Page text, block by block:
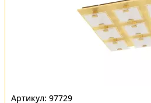
97729